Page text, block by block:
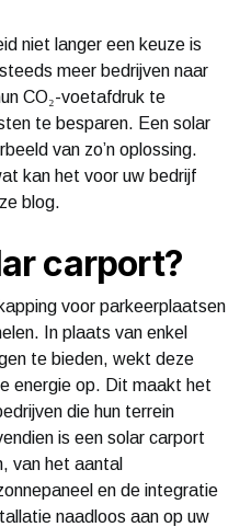
niet langer een keuze is
meer bedrijven naar
CO₂-voetafdruk te
te besparen. Een solar
van zo’n oplossing.
kan het voor uw bedrijf
blog.
carport?
voor parkeerplaatsen
In plaats van enkel
te bieden, wekt deze
energie op. Dit maakt het
die hun terrein
is een solar carport
van het aantal
en de integratie
naadloos aan op uw